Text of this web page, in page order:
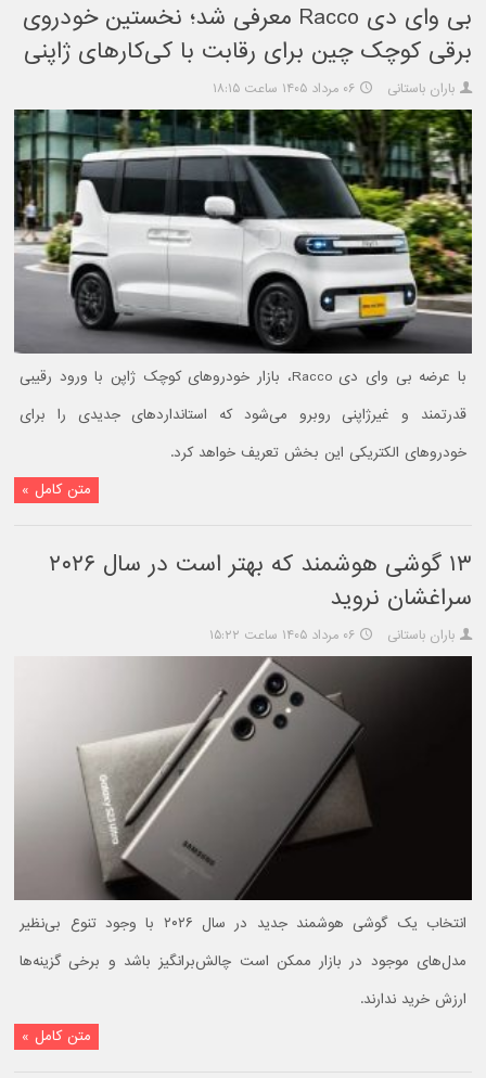
بی وای دی Racco معرفی شد؛ نخستین خودروی
برقی کوچک چین برای رقابت با کی‌کارهای ژاپنی
باران باستانی ۰۶ مرداد ۱۴۰۵ ساعت ۱۸:۱۵
با عرضه بی وای دی Racco، بازار خودروهای کوچک ژاپن با ورود رقیبی
قدرتمند و غیرژاپنی روبرو می‌شود که استانداردهای جدیدی را برای
خودروهای الکتریکی این بخش تعریف خواهد کرد.
متن کامل »
۱۳ گوشی هوشمند که بهتر است در سال ۲۰۲۶
سراغشان نروید
باران باستانی ۰۶ مرداد ۱۴۰۵ ساعت ۱۵:۲۲
انتخاب یک گوشی هوشمند جدید در سال ۲۰۲۶ با وجود تنوع بی‌نظیر
مدل‌های موجود در بازار ممکن است چالش‌برانگیز باشد و برخی گزینه‌ها
ارزش خرید ندارند.
متن کامل »